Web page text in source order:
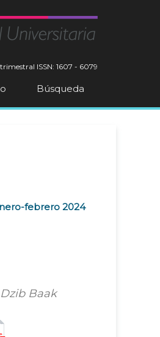
ISSN: 1607 - 6079
Búsqueda
febrero 2024
Baak